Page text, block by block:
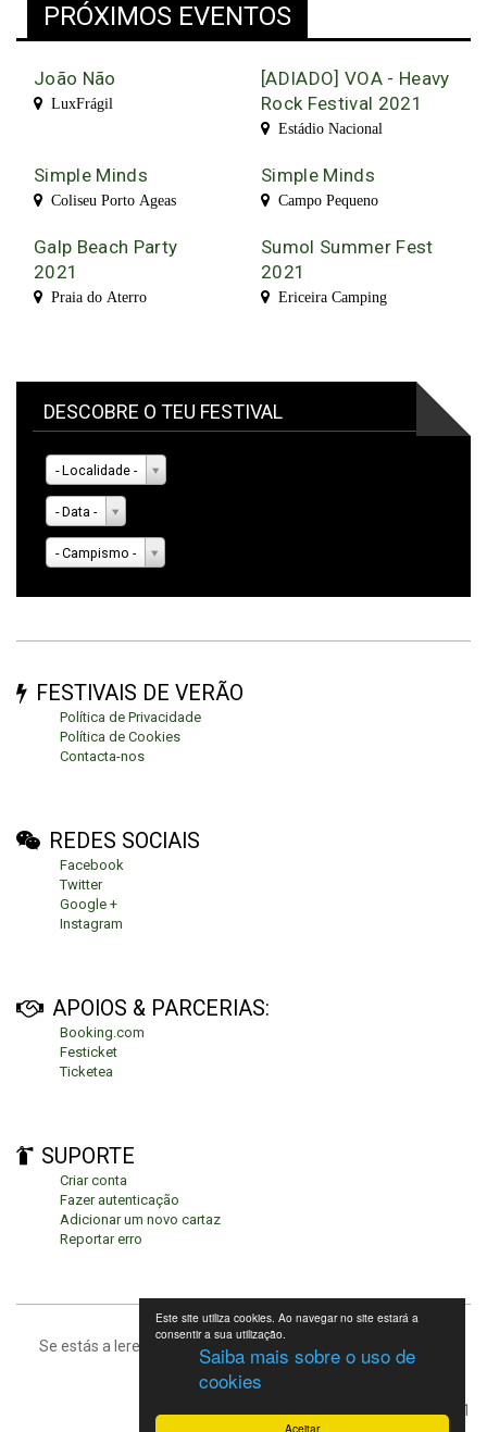
Este site utiliza cookies. Ao navegar no site estará a
consentir a sua utilização.
Saiba mais sobre o uso de
cookies
Aceitar
PRÓXIMOS EVENTOS
João Não
LuxFrágil
[ADIADO] VOA - Heavy
Rock Festival 2021
Estádio Nacional
Simple Minds
Coliseu Porto Ageas
Simple Minds
Campo Pequeno
Galp Beach Party
2021
Praia do Aterro
Sumol Summer Fest
2021
Ericeira Camping
DESCOBRE O TEU FESTIVAL
- Localidade -
- Data -
- Campismo -
FESTIVAIS DE VERÃO
Política de Privacidade
Política de Cookies
Contacta-nos
REDES SOCIAIS
Facebook
Twitter
Google +
Instagram
APOIOS & PARCERIAS:
Booking.com
Festicket
Ticketea
SUPORTE
Criar conta
Fazer autenticação
Adicionar um novo cartaz
Reportar erro
Se estás a leres isto, significa que estás no fundo da página.
Festivais de Verão 2021